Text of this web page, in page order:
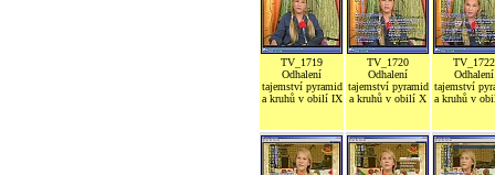
TV_1719
Odhalení
tajemství pyramid
a kruhů v obilí IX
TV_1720
Odhalení
tajemství pyramid
a kruhů v obilí X
TV_1722
Odhalení
tajemství
a kruhů v